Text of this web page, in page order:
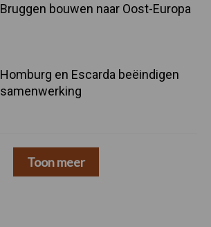
Bruggen bouwen naar Oost-Europa
Homburg en Escarda beëindigen
samenwerking
Toon meer